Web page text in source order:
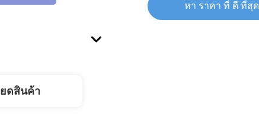
หา ราคา ที่ ดี ที่สุด
ยดสินค้า